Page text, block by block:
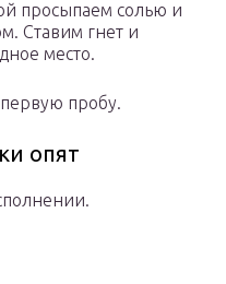
просыпаем солью и
Ставим гнет и
место.
пробу.
опят